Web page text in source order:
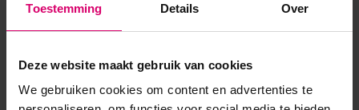
Toestemming Details Over
Deze website maakt gebruik van cookies
We gebruiken cookies om content en advertenties te
Toon meer
Product specificaties
Artikelnummer 30927